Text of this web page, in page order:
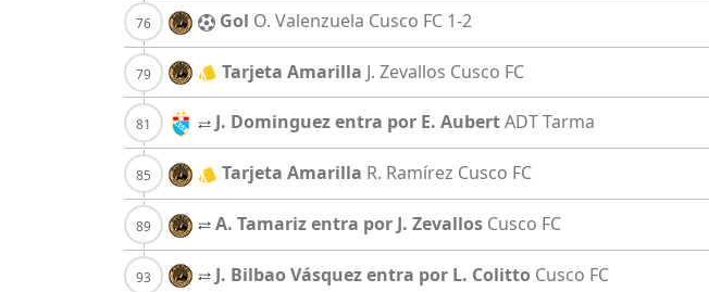
Gol O. Valenzuela Cusco FC 1-2
Tarjeta Amarilla J. Zevallos Cusco FC
J. Dominguez entra por E. AubertADT Tarma
Tarjeta Amarilla R. Ramírez Cusco FC
A. Tamariz entra por J. Zevallos Cusco FC
J. Bilbao Vásquez entra por L. Colitto Cusco FC